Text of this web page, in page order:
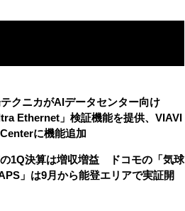
クニカがAIデータセンター向け
Ethernet」検証機能を提供、VIAVI
に機能追加
1Q決算は増収増益 ドコモの「気球
」は9月から能登エリアで実証開